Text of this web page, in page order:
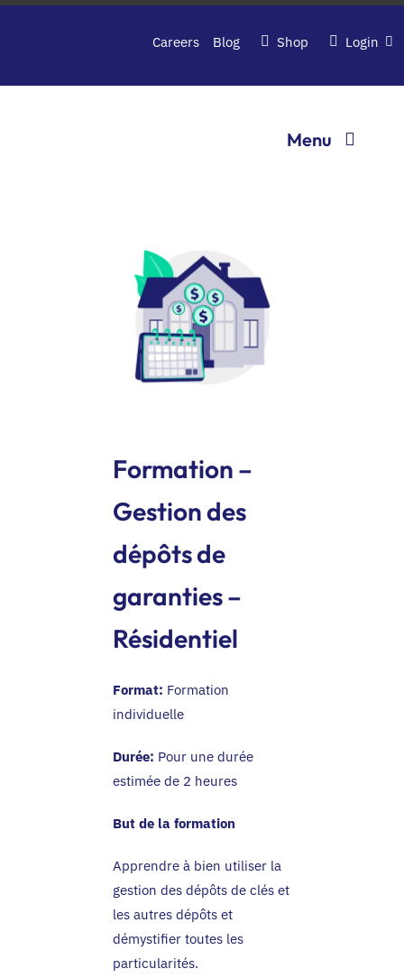
Passer
Careers Blog Shop Login
Menu
Contact us
Book a demo
Formation –
Gestion des
dépôts de
garanties –
Résidentiel
Format: Formation
individuelle
Durée: Pour une durée
estimée de 2 heures
But de la formation
Apprendre à bien utiliser la
gestion des dépôts de clés et
les autres dépôts et
démystifier toutes les
particularités.